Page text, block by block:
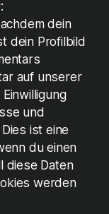
dein
dein Profilbild
auf unserer
und
ist eine
du einen
diese Daten
werden